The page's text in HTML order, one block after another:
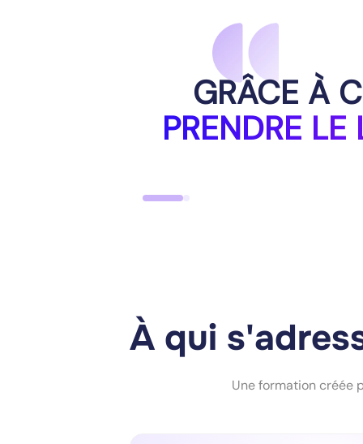
GRÂCE À
PRENDRE LE
À qui
Une formation créée